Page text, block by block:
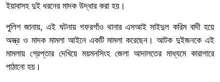
ইয়াবাসহ দুই ধরনের মাদক উদ্ধার করা হয়।
পুলিশ জানায়, এই ঘটনায় গফরগাঁও থানার এসআই সাইদুল করিম বাদী হয়ে
অস্ত্র ও মাদক মামলা আইনে একটি মামলা করেছেন। আটক দুইজনকে এই
মামলায় গ্রেপ্তার দেখিয়ে ময়মনসিংহ জেলা আদালতের মাধ্যমে কারাগারে
পাঠানো হয়।